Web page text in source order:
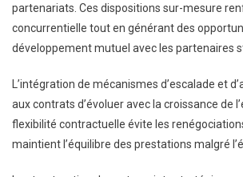
partenariats. Ces dispositions sur-mesure
concurrentielle tout en générant des
développement mutuel avec les partenaires
L’intégration de mécanismes d’escalade et
aux contrats d’évoluer avec la croissance de
flexibilité contractuelle évite les
maintient l’équilibre des prestations malgré